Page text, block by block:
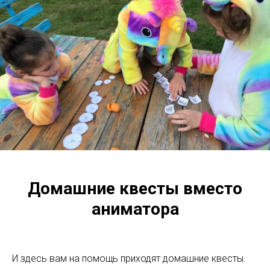
Домашние квесты вместо
аниматора
И здесь вам на помощь приходят домашние квесты.